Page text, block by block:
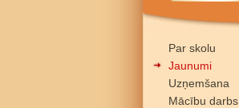
Par skolu
Jaunumi
Uzņemšana
Mācību darbs